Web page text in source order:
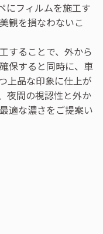
にフィルムを施工す
観を損なわないこ
することで、外から
保すると同時に、車
上品な印象に仕上が
夜間の視認性と外か
適な濃さをご提案い